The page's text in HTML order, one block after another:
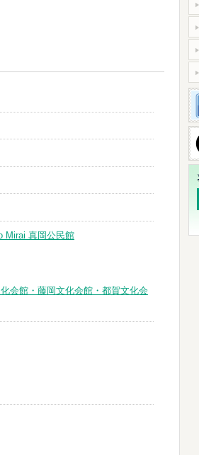
Mirai 真岡公民館
会館・藤岡文化会館・都賀文化会